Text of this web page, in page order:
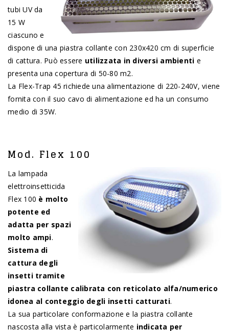
tubi UV da
15 W
ciascuno e
dispone di una piastra collante con 230x420 cm di superficie
di cattura. Può essere utilizzata in diversi ambienti e
presenta una copertura di 50-80 m2.
La Flex-Trap 45 richiede una alimentazione di 220-240V, viene
fornita con il suo cavo di alimentazione ed ha un consumo
medio di 35W.
Mod. Flex 100
La lampada
elettroinsetticida
Flex 100 è molto
potente ed
adatta per spazi
molto ampi.
Sistema di
cattura degli
insetti tramite
piastra collante calibrata con reticolato alfa/numerico
idonea al conteggio degli insetti catturati.
La sua particolare conformazione e la piastra collante
nascosta alla vista è particolarmente indicata per